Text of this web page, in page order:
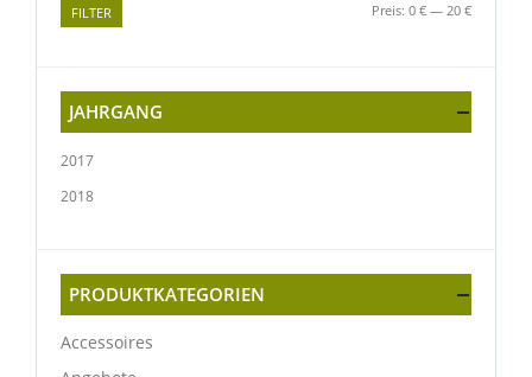
FILTER Preis: 0 € — 20 €
JAHRGANG
2017
2018
PRODUKTKATEGORIEN
Accessoires